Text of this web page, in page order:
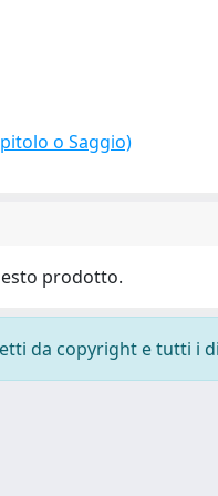
o Saggio)
prodotto.
da copyright e tutti i